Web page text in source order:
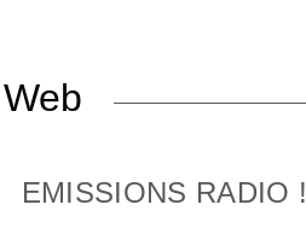
EMISSIONS RADIO !